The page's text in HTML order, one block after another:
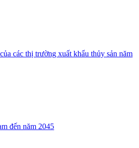
các thị trường xuất khẩu thủy sản năm
đến năm 2045